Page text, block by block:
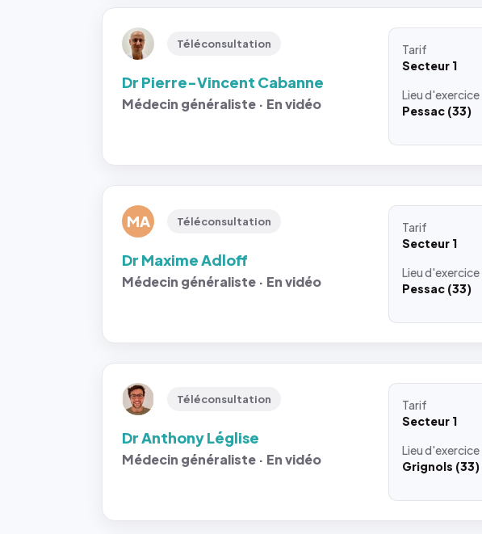
Téléconsultation
Dr Pierre-Vincent Cabanne
Médecin généraliste · En vidéo
Tarif
Secteur 1
Lieud'exercice
Pessac (33)
MA Téléconsultation
Dr Maxime Adloff
Médecin généraliste · En vidéo
Tarif
Secteur 1
Lieud'exercice
Pessac (33)
Téléconsultation
Dr Anthony Léglise
Médecin généraliste · En vidéo
Tarif
Secteur 1
Lieud'exercice
Grignols (33)